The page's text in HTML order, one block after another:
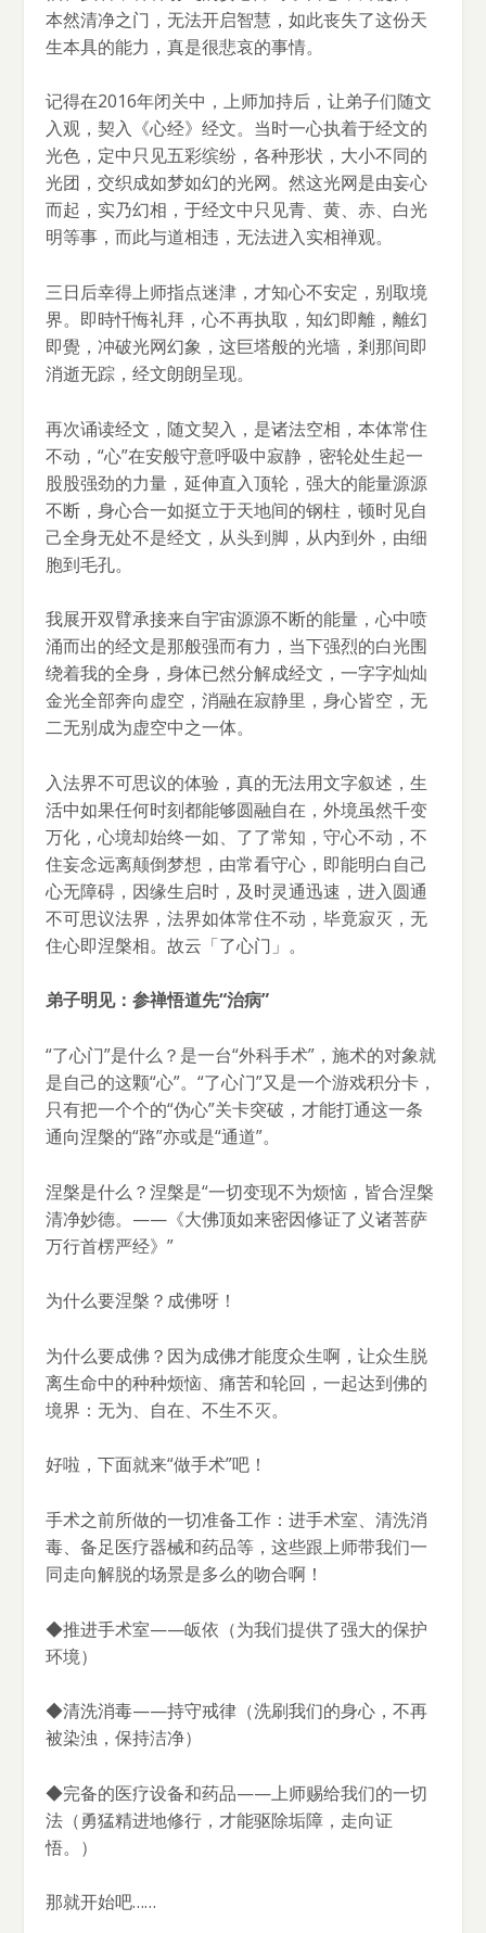
本然清净之门，无法开启智慧，如此丧失了这份天
生本具的能力，真是很悲哀的事情。
记得在2016年闭关中，上师加持后，让弟子们随文
入观，契入《心经》经文。当时一心执着于经文的
光色，定中只见五彩缤纷，各种形状，大小不同的
光团，交织成如梦如幻的光网。然这光网是由妄心
而起，实乃幻相，于经文中只见青、黄、赤、白光
明等事，而此与道相违，无法进入实相禅观。
三日后幸得上师指点迷津，才知心不安定，别取境
界。即時忏悔礼拜，心不再执取，知幻即離，離幻
即覺，冲破光网幻象，这巨塔般的光墙，剎那间即
消逝无踪，经文朗朗呈现。
再次诵读经文，随文契入，是诸法空相，本体常住
不动，“心”在安般守意呼吸中寂静，密轮处生起一
股股强劲的力量，延伸直入顶轮，强大的能量源源
不断，身心合一如挺立于天地间的钢柱，顿时见自
己全身无处不是经文，从头到脚，从内到外，由细
胞到毛孔。
我展开双臂承接来自宇宙源源不断的能量，心中喷
涌而出的经文是那般强而有力，当下强烈的白光围
绕着我的全身，身体已然分解成经文，一字字灿灿
金光全部奔向虚空，消融在寂静里，身心皆空，无
二无别成为虚空中之一体。
入法界不可思议的体验，真的无法用文字叙述，生
活中如果任何时刻都能够圆融自在，外境虽然千变
万化，心境却始终一如、了了常知，守心不动，不
住妄念远离颠倒梦想，由常看守心，即能明白自己
心无障碍，因缘生启时，及时灵通迅速，进入圆通
不可思议法界，法界如体常住不动，毕竟寂灭，无
住心即涅槃相。故云「了心门」。
弟子明见：参禅悟道先“治病”
“了心门”是什么？是一台“外科手术”，施术的对象就
是自己的这颗“心”。“了心门”又是一个游戏积分卡，
只有把一个个的“伪心”关卡突破，才能打通这一条
通向涅槃的“路”亦或是“通道”。
涅槃是什么？涅槃是“一切变现不为烦恼，皆合涅槃
清净妙德。——《大佛顶如来密因修证了义诸菩萨
万行首楞严经》”
为什么要涅槃？成佛呀！
为什么要成佛？因为成佛才能度众生啊，让众生脱
离生命中的种种烦恼、痛苦和轮回，一起达到佛的
境界：无为、自在、不生不灭。
好啦，下面就来“做手术”吧！
手术之前所做的一切准备工作：进手术室、清洗消
毒、备足医疗器械和药品等，这些跟上师带我们一
同走向解脱的场景是多么的吻合啊！
◆推进手术室——皈依（为我们提供了强大的保护
环境）
◆清洗消毒——持守戒律（洗刷我们的身心，不再
被染浊，保持洁净）
◆完备的医疗设备和药品——上师赐给我们的一切
法（勇猛精进地修行，才能驱除垢障，走向证
悟。）
那就开始吧……